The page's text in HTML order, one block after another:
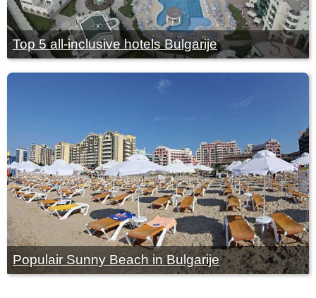
Top 5 all-inclusive hotels Bulgarije
Populair Sunny Beach in Bulgarije